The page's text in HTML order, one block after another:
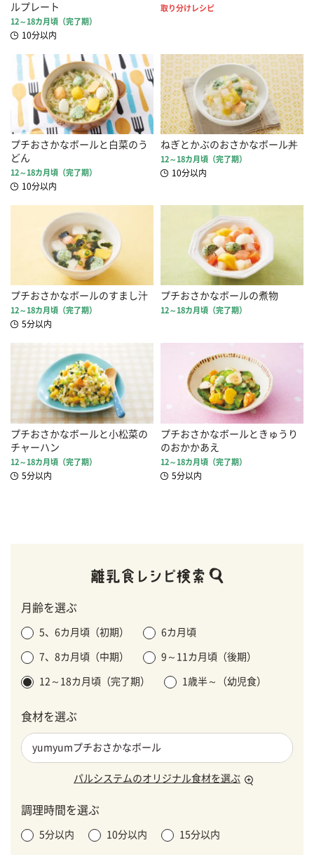
ルプレート
12～18カ月頃（完了期）
10分以内
取り分けレシピ
プチおさかなボールと白菜のう
どん
12～18カ月頃（完了期）
10分以内
ねぎとかぶのおさかなボール丼
12～18カ月頃（完了期）
10分以内
プチおさかなボールのすまし汁
12～18カ月頃（完了期）
5分以内
プチおさかなボールの煮物
12～18カ月頃（完了期）
プチおさかなボールと小松菜の
チャーハン
12～18カ月頃（完了期）
5分以内
プチおさかなボールときゅうり
のおかかあえ
12～18カ月頃（完了期）
5分以内
月齢を選ぶ
5、6カ月頃（初期） 6カ月頃
7、8カ月頃（中期） 9～11カ月頃（後期）
12～18カ月頃（完了期） 1歳半～（幼児食）
食材を選ぶ
パルシステムのオリジナル食材を選ぶ
調理時間を選ぶ
5分以内 10分以内 15分以内